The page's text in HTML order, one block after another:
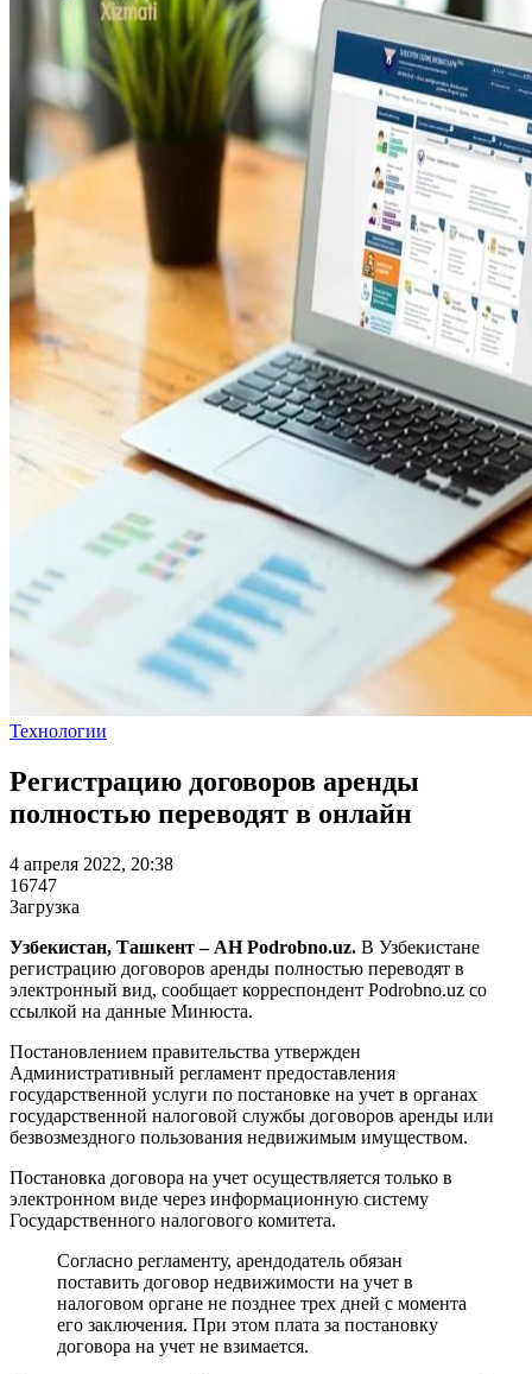
Технологии
Регистрацию договоров аренды
полностью переводят в онлайн
4 апреля 2022, 20:38
16747
Загрузка
Узбекистан, Ташкент – АН Podrobno.uz. В Узбекистане
регистрацию договоров аренды полностью переводят в
электронный вид, сообщает корреспондент Podrobno.uz со
ссылкой на данные Минюста.
Постановлением правительства утвержден
Административный регламент предоставления
государственной услуги по постановке на учет в органах
государственной налоговой службы договоров аренды или
безвозмездного пользования недвижимым имуществом.
Постановка договора на учет осуществляется только в
электронном виде через информационную систему
Государственного налогового комитета.
Согласно регламенту, арендодатель обязан
поставить договор недвижимости на учет в
налоговом органе не позднее трех дней с момента
его заключения. При этом плата за постановку
договора на учет не взимается.